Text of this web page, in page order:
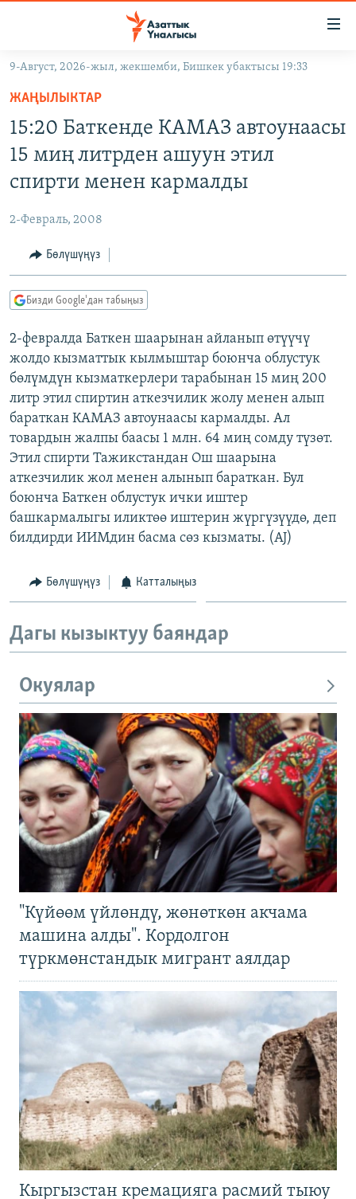
Навигацияга
өтүңүз
салыңыз
МАДАНИЯТ
ТВ ПРОГРАММАЛАР
БҮГҮН АЗАТТЫКТА
ДАНИСТЕ
АЗАТТЫК+
ЫҢГАЙСЫЗ СУРООЛОР
ПОДКАСТ
Русский
ОНЛАЙН ШЕРИНЕ
ЭЕ/АРнун бардык сайттары
9-Август, 2026-жыл, жекшемби, Бишкек убактысы 19:33
ЖАҢЫЛЫКТАР
15:20 Баткенде КАМАЗ автоунаасы
15 миң литрден ашуун этил
спирти менен кармалды
2-Февраль, 2008
Бөлүшүңүз
Бизди Google'дан табыңыз
2-февралда Баткен шаарынан айланып өтүүчү
жолдо кызматтык кылмыштар боюнча облустук
бөлүмдүн кызматкерлери тарабынан 15 миң 200
литр этил спиртин аткезчилик жолу менен алып
бараткан КАМАЗ автоунаасы кармалды. Ал
товардын жалпы баасы 1 млн. 64 миң сомду түзөт.
Этил спирти Тажикстандан Ош шаарына
аткезчилик жол менен алынып бараткан. Бул
боюнча Баткен облустук ички иштер
башкармалыгы иликтөө иштерин жүргүзүүдө, деп
билдирди ИИМдин басма сөз кызматы. (AJ)
Бөлүшүңүз Катталыңыз
Дагы кызыктуу баяндар
Окуялар
"Күйөөм үйлөндү, жөнөткөн акчама
машина алды". Кордолгон
түркмөнстандык мигрант аялдар
Кыргызстан кремацияга расмий тыюу